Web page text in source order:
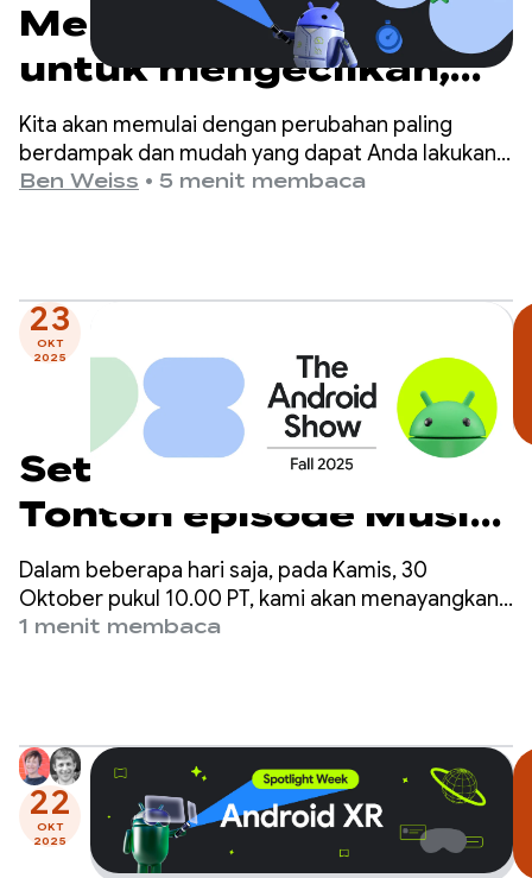
Menggunakan R8
untuk mengecilkan,
mengoptimalkan, dan
mempercepat aplikasi
Anda
Kita akan memulai dengan perubahan paling
berdampak dan mudah yang dapat Anda lakukan
untuk meningkatkan performa aplikasi:
Ben Weiss • 5 menit membaca
23
OKT
2025
Setel pengingat:
Tonton episode Musim
Gugur The Android
Show pada 30
Dalam beberapa hari saja, pada Kamis, 30
Oktober pukul 10.00 PT, kami akan menayangkan
episode Musim Gugur The Android Show, di
1 menit membaca
22
OKT
2025